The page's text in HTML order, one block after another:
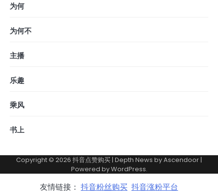
为何
为何不
主播
乐趣
乘风
书上
Copyright © 2026 抖音点赞购买| Depth News byAscendoor|
Powered byWordPress.
友情链接： 抖音粉丝购买 抖音涨粉平台